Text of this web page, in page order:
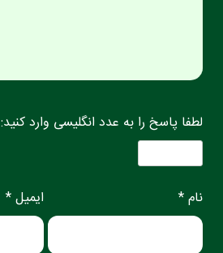
لطفا پاسخ را به عدد انگلیسی وارد کنید:
نام * ایمیل *